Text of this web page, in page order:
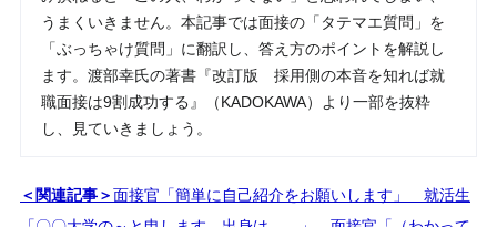
うまくいきません。本記事では面接の「タテマエ質問」を
「ぶっちゃけ質問」に翻訳し、答え方のポイントを解説し
ます。渡部幸氏の著書『改訂版 採用側の本音を知れば就
職面接は9割成功する』（KADOKAWA）より一部を抜粋
し、見ていきましょう。
＜関連記事＞面接官「簡単に自己紹介をお願いします」 就活生